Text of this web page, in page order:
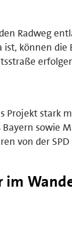
Radweg
können
Projekt stark
sowie
von der